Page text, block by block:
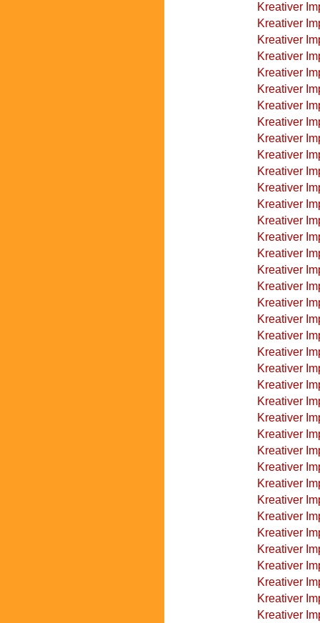
Kreativer
Kreativer
Kreativer
Kreativer
Kreativer
Kreativer
Kreativer
Kreativer
Kreativer
Kreativer
Kreativer
Kreativer
Kreativer
Kreativer
Kreativer
Kreativer
Kreativer
Kreativer
Kreativer
Kreativer
Kreativer
Kreativer
Kreativer
Kreativer
Kreativer
Kreativer
Kreativer
Kreativer
Kreativer
Kreativer
Kreativer
Kreativer
Kreativer
Kreativer
Kreativer
Kreativer
Kreativer
Kreativer